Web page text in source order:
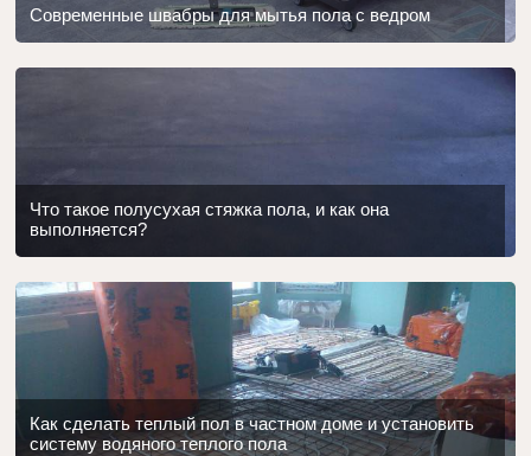
Современные швабры для мытья пола с ведром
Что такое полусухая стяжка пола, и как она
выполняется?
Как сделать теплый пол в частном доме и установить
систему водяного теплого пола